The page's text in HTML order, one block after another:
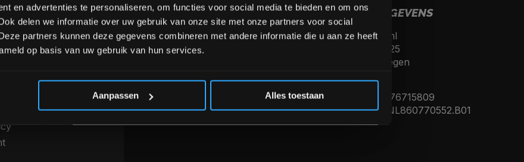
en advertenties te personaliseren, om functies voor social media te bieden en om ons
delen we informatie over uw gebruik van onze site met onze partners voor social
partners kunnen deze gegevens combineren met andere informatie die u aan ze heeft
op basis van uw gebruik van hun services.
Aanpassen Alles toestaan
& Overige
INFORMATIE
Over ons
Blog
Categorieën
CONTACTGEGEVENS
Fitnesskoerier.nl
Kerkenbos 10125
6546 BJ, Nijmegen
KVK nummer: 76715809
Btw nummer: NL860770552.B01
Inschrijven